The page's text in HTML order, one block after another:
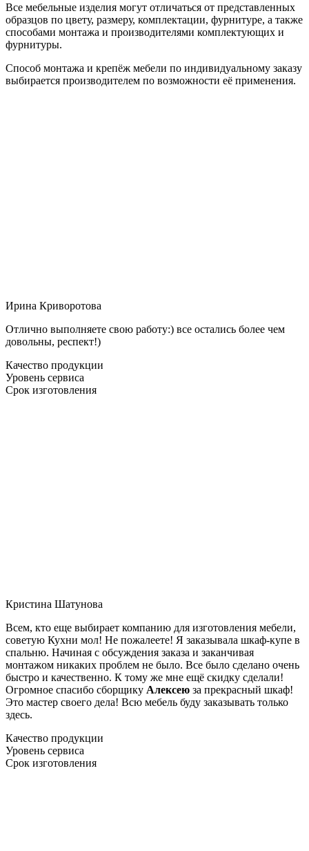
Все мебельные изделия могут отличаться от представленных
образцов по цвету, размеру, комплектации, фурнитуре, а также
способами монтажа и производителями комплектующих и
фурнитуры.
Способ монтажа и крепёж мебели по индивидуальному заказу
выбирается производителем по возможности её применения.
Ирина Криворотова
Отлично выполняете свою работу:) все остались более чем
довольны, респект!)
Качество продукции
Уровень сервиса
Срок изготовления
Кристина Шатунова
Всем, кто еще выбирает компанию для изготовления мебели,
советую Кухни мол! Не пожалеете! Я заказывала шкаф-купе в
спальню. Начиная с обсуждения заказа и заканчивая
монтажом никаких проблем не было. Все было сделано очень
быстро и качественно. К тому же мне ещё скидку сделали!
Огромное спасибо сборщику Алексею за прекрасный шкаф!
Это мастер своего дела! Всю мебель буду заказывать только
здесь.
Качество продукции
Уровень сервиса
Срок изготовления